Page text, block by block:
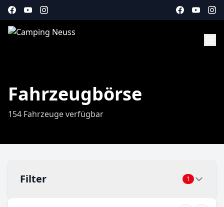
Fahrzeugbörse
154 Fahrzeuge verfügbar
Filter 1